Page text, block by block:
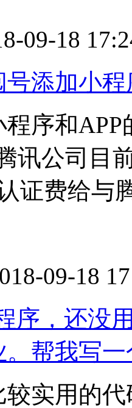
09-18
号添加小
程序和
讯公司目
证费给与
09-18
序，还没
。帮我写
较实用的